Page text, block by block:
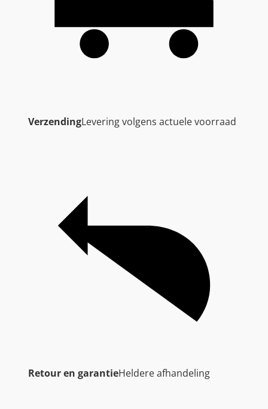
VerzendingLevering volgens actuele voorraad
Retour en garantieHeldere afhandeling